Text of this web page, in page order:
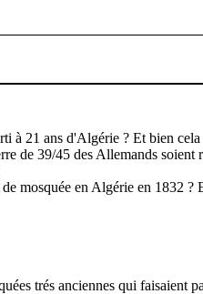
à 21 ans d'Algérie ? Et bien
de 39/45 des Allemands soient
mosquée en Algérie en 1832 ?
trés anciennes qui faisaient